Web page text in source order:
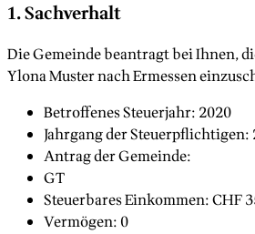
1. Sachverhalt
Die Gemeinde beantragt bei Ihnen,
Ylona Muster nach Ermessen
Betroffenes Steuerjahr: 2020
Jahrgang der Steuerpflichtigen:
Antrag der Gemeinde:
GT
Steuerbares Einkommen: CHF
Vermögen: 0